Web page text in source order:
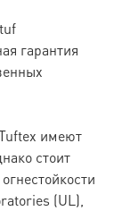
гарантия
имеют
стоит
(UL),